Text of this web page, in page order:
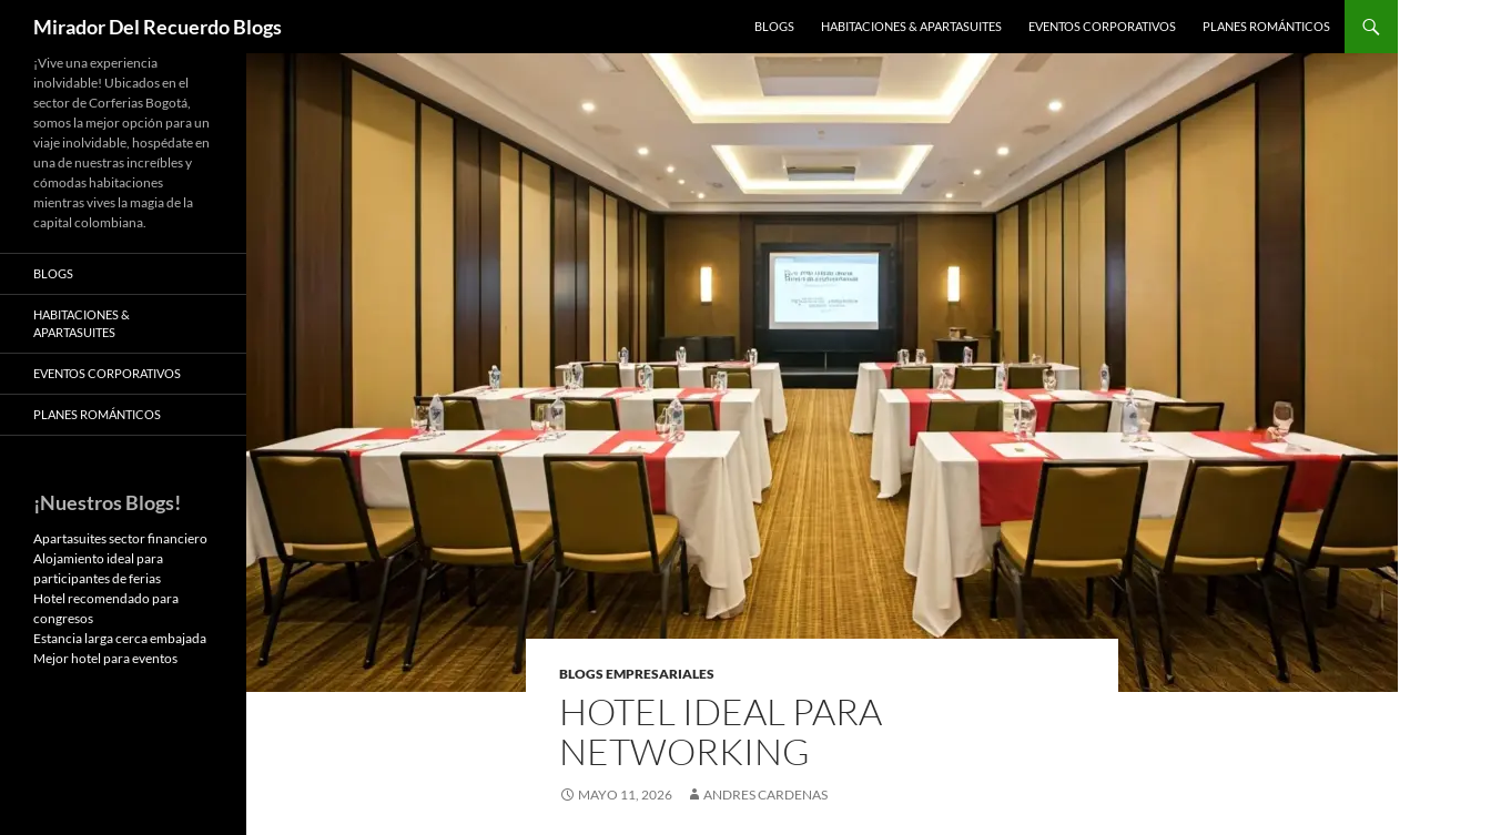
Saltar
contenido
Mirador Del Recuerdo Blogs BLOGS HABITACIONES & APARTASUITES EVENTOS CORPORATIVOS PLANES ROMÁNTICOS
BLOGS EMPRESARIALES
HOTEL IDEAL PARA
NETWORKING
MAYO 11, 2026 ANDRES CARDENAS
¡Vive una experiencia
inolvidable! Ubicados en el
sector de Corferias Bogotá,
somos la mejor opción para un
viaje inolvidable, hospédate en
una de nuestras increíbles y
cómodas habitaciones
mientras vives la magia de la
capital colombiana.
BLOGS
HABITACIONES &
APARTASUITES
EVENTOS CORPORATIVOS
PLANES ROMÁNTICOS
¡Nuestros Blogs!
Apartasuites sector financiero
Alojamiento ideal para
participantes de ferias
Hotel recomendado para
congresos
Estancia larga cerca embajada
Mejor hotel para eventos